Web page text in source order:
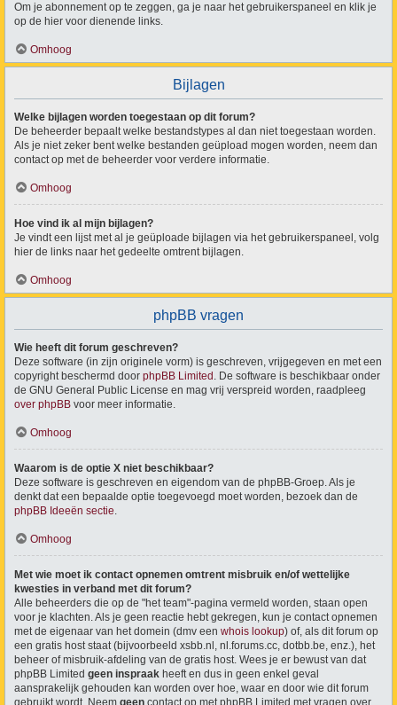
Om je abonnement op te zeggen, ga je naar het gebruikerspaneel en klik je
op de hier voor dienende links.
Omhoog
Bijlagen
Welke bijlagen worden toegestaan op dit forum?
De beheerder bepaalt welke bestandstypes al dan niet toegestaan worden.
Als je niet zeker bent welke bestanden geüpload mogen worden, neem dan
contact op met de beheerder voor verdere informatie.
Omhoog
Hoe vind ik al mijn bijlagen?
Je vindt een lijst met al je geüploade bijlagen via het gebruikerspaneel, volg
hier de links naar het gedeelte omtrent bijlagen.
Omhoog
phpBB vragen
Wie heeft dit forum geschreven?
Deze software (in zijn originele vorm) is geschreven, vrijgegeven en met een
copyright beschermd door phpBB Limited . De software is beschikbaar onder
de GNU General Public License en mag vrij verspreid worden, raadpleeg
over phpBB voor meer informatie.
Omhoog
Waarom is de optie X niet beschikbaar?
Deze software is geschreven en eigendom van de phpBB-Groep. Als je
denkt dat een bepaalde optie toegevoegd moet worden, bezoek dan de
phpBB Ideeën sectie.
Omhoog
Met wie moet ik contact opnemen omtrent misbruik en/of wettelijke
kwesties in verband met dit forum?
Alle beheerders die op de "het team"-pagina vermeld worden, staan open
voor je klachten. Als je geen reactie hebt gekregen, kun je contact opnemen
met de eigenaar van het domein (dmv een whois lookup) of, als dit forum op
een gratis host staat (bijvoorbeeld xsbb.nl, nl.forums.cc, dotbb.be, enz.), het
beheer of misbruik-afdeling van de gratis host. Wees je er bewust van dat
phpBB Limited geen inspraak heeft en dus in geen enkel geval
aansprakelijk gehouden kan worden over hoe, waar en door wie dit forum
gebruikt wordt. Neem geen contact op met phpBB Limited met vragen over